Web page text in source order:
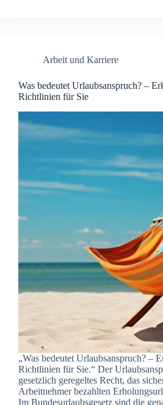
Arbeit und Karriere
Was bedeutet Urlaubsanspruch? –
Richtlinien für Sie
„Was bedeutet Urlaubsanspruch? –
Richtlinien für Sie.“ Der
gesetzlich geregeltes Recht, das
Arbeitnehmer bezahlten
Im Bundesurlaubsgesetz sind die